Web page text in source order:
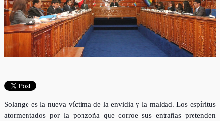
Solange es la nueva víctima de la envidia y la maldad. Los espíritus
atormentados por la ponzoña que corroe sus entrañas pretenden